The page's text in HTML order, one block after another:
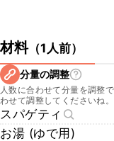
材料（1人前）
分量の調整
人数に合わせて分量を調整
わせて調整してくださいね。
スパゲティ
お湯 (ゆで用)